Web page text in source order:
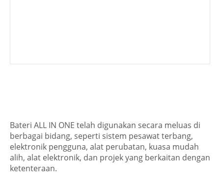
Bateri ALL IN ONE telah digunakan secara meluas di
berbagai bidang, seperti sistem pesawat terbang,
elektronik pengguna, alat perubatan, kuasa mudah
alih, alat elektronik, dan projek yang berkaitan dengan
ketenteraan.